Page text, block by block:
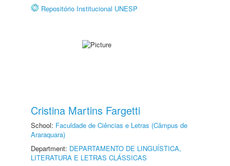
Repositório Institucional UNESP
Cristina Martins Fargetti
School: Faculdade de Ciências e Letras (Câmpus de
Araraquara)
Department: DEPARTAMENTO DE LINGUÍSTICA,
LITERATURA E LETRAS CLÁSSICAS